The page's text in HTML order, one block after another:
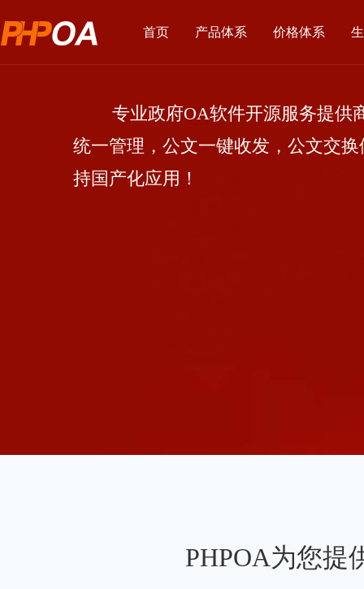
首页 产品体系 价格体系
专业政府OA软件开源服务提供商
统一管理，公文一键收发，公文交
持国产化应用！
PHPOA为您提